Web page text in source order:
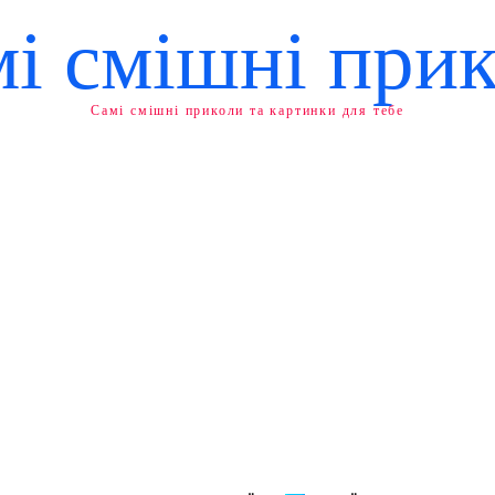
смішні
Самі смішні приколи та картинки для тебе